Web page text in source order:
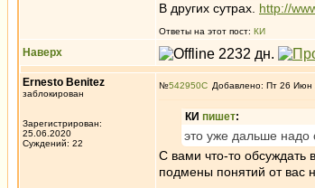
В других сутрах. http://
Ответы на этот пост: КИ
Наверх
Ernesto Benitez
заблокирован
Зарегистрирован:
25.06.2020
Суждений: 22
№542950 Добавлено: Пт 26 Июн
КИ пишет:
это уже дальше надо
С вами что-то обсуждать
подмены понятий от вас